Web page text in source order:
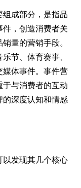
成部分，是指品
，创造消费者关
量的营销手段。
节、体育赛事、
媒体事件。事件营
与消费者的互动
的深度认知和情感
以发现其几个核心